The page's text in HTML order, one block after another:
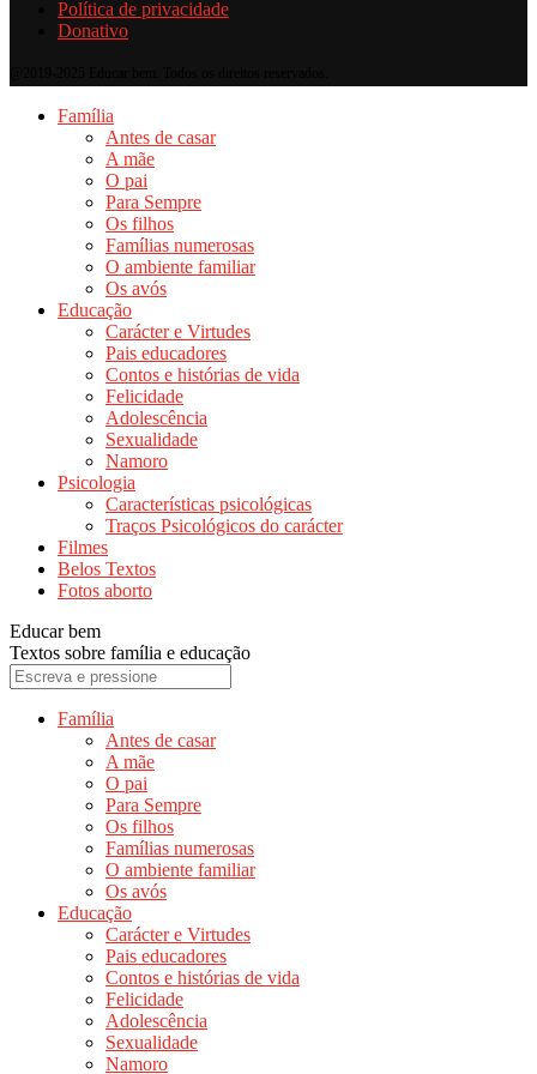
Política de privacidade
Donativo
Família
Antes de casar
A mãe
O pai
Para Sempre
Os filhos
Famílias numerosas
O ambiente familiar
Os avós
Educação
Carácter e Virtudes
Pais educadores
Contos e histórias de vida
Felicidade
Adolescência
Sexualidade
Namoro
Psicologia
Características psicológicas
Traços Psicológicos do carácter
Filmes
Belos Textos
Fotos aborto
Educar bem
Textos sobre família e educação
Família
Antes de casar
A mãe
O pai
Para Sempre
Os filhos
Famílias numerosas
O ambiente familiar
Os avós
Educação
Carácter e Virtudes
Pais educadores
Contos e histórias de vida
Felicidade
Adolescência
Sexualidade
Namoro